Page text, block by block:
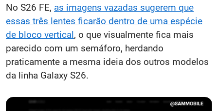
No S26 FE, as imagens vazadas sugerem que
essas três lentes ficarão dentro de uma espécie
de bloco vertical, o que visualmente fica mais
parecido com um semáforo, herdando
praticamente a mesma ideia dos outros modelos
da linha Galaxy S26.